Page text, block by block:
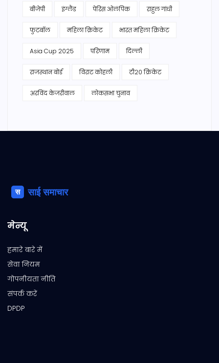
बीजेपी इंग्लैंड पेरिस ओलंपिक राहुल गांधी
फुटबॉल महिला क्रिकेट भारत महिला क्रिकेट
Asia Cup 2025 परिणाम दिल्ली
राजस्थान बोर्ड विराट कोहली टी20 क्रिकेट
अरविंद केजरीवाल लोकसभा चुनाव
मेन्यू
हमारे बारे में
सेवा नियम
गोपनीयता नीति
संपर्क करें
DPDP